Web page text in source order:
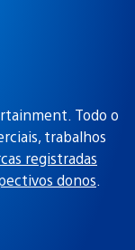
Todo o
trabalhos
registradas
donos.